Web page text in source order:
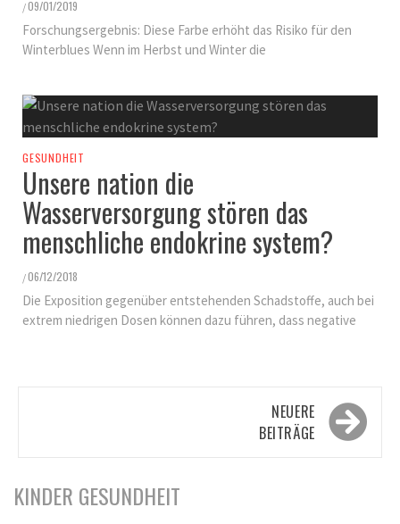
/09/01/2019
Forschungsergebnis: Diese Farbe erhöht das Risiko für den
Winterblues Wenn im Herbst und Winter die
GESUNDHEIT
Unsere nation die
Wasserversorgung stören das
menschliche endokrine system?
/06/12/2018
Die Exposition gegenüber entstehenden Schadstoffe, auch bei
extrem niedrigen Dosen können dazu führen, dass negative
NEUERE
BEITRÄGE
KINDER GESUNDHEIT